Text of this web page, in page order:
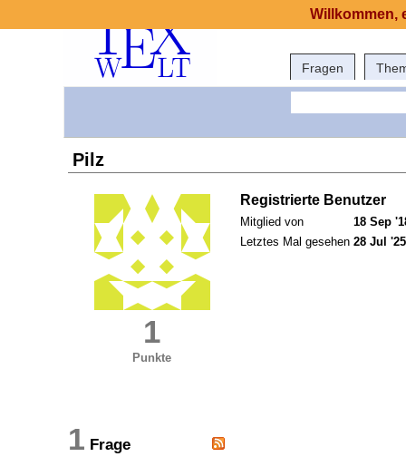
Fragen
Pilz
1
Punkte
Registrierte Benutzer
Mitglied von
18 Sep
Letztes Mal gesehen 28 Jul
1 Frage
Willkommen,